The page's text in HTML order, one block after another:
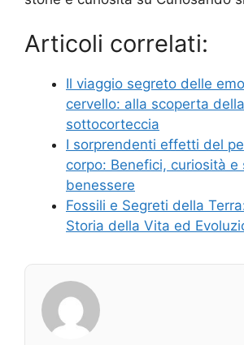
Articoli correlati:
Il viaggio segreto delle
cervello: alla scoperta
sottocorteccia
I sorprendenti effetti del
corpo: Benefici, curiosità e
benessere
Fossili e Segreti della
Storia della Vita ed